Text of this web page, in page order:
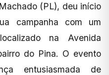
(PL), deu início
campanha com um
na Avenida
do Pina. O evento
entusiasmada de